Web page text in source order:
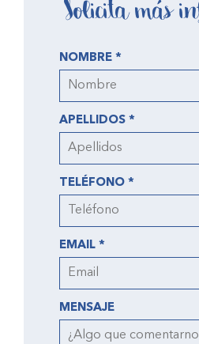
Solicita más
NOMBRE *
APELLIDOS *
TELÉFONO *
EMAIL *
MENSAJE